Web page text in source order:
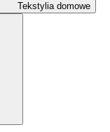
Tekstylia domowe